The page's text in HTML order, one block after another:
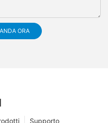
ORA
Supporto